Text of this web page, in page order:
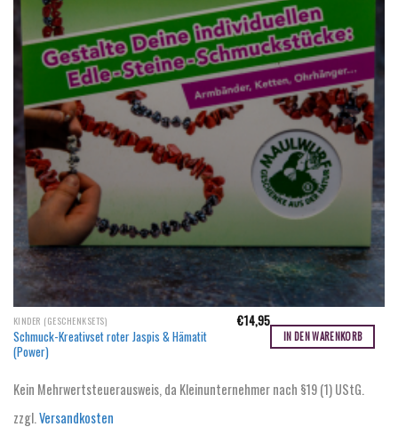
KINDER (GESCHENKSETS)
Schmuck-Kreativset roter Jaspis & Hämatit
(Power)
€14,95
IN DEN WARENKORB
Kein Mehrwertsteuerausweis, da Kleinunternehmer nach §19 (1) UStG.
zzgl.Versandkosten